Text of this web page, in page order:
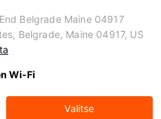
Belgrade Maine 04917
Belgrade, Maine 04917, US
Wi-Fi
Valitse